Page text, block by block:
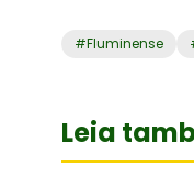
#Fluminense
Leia